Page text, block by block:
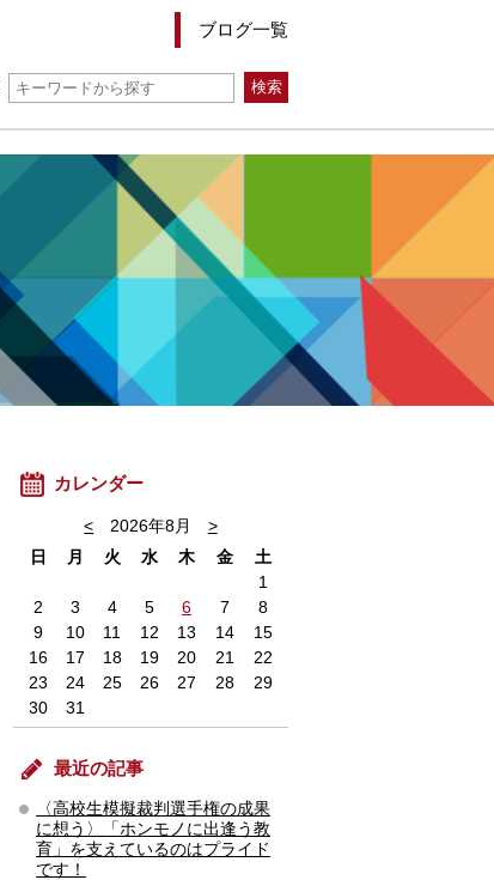
ブログ一覧
カレンダー
< 2026年8月
>
日
月 火 水 木 金
土
1
2
3 4 5 6 7
8
9
10 11 12 13 14
15
16
17 18 19 20 21
22
23
24 25 26 27 28
29
30
31
最近の記事
〈高校生模擬裁判選手権の成果
に想う〉「ホンモノに出逢う教
育」を支えているのはプライド
です！